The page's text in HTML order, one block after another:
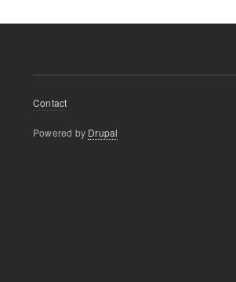
Footer
Contact
Powered by Drupal